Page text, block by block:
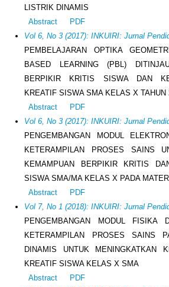
LISTRIK DINAMIS
Abstract
PDF
Vol 6, No 3 (2017): INKUIRI: Jurnal
PEMBELAJARAN OPTIKA
BASED LEARNING (PBL)
BERPIKIR KRITIS SISWA DAN
KREATIF SISWA SMA KELAS X TAHUN
Abstract
PDF
Vol 6, No 3 (2017): INKUIRI: Jurnal
PENGEMBANGAN MODUL
KETERAMPILAN PROSES SAINS
KEMAMPUAN BERPIKIR KRITIS
SISWA SMA/MA KELAS X PADA
Abstract
PDF
Vol 7, No 1 (2018): INKUIRI: Jurnal
PENGEMBANGAN MODUL FISIKA
KETERAMPILAN PROSES SAINS
DINAMIS UNTUK MENINGKATKAN
KREATIF SISWA KELAS X SMA
Abstract
PDF